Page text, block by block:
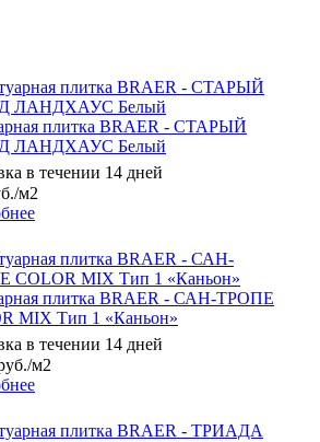
плитка BRAER - СТАРЫЙ
ЛАНДХАУС Белый
в течении 14 дней
/м2
плитка BRAER - САН-ТРОПЕ
MIX Тип 1 «Каньон»
в течении 14 дней
/м2